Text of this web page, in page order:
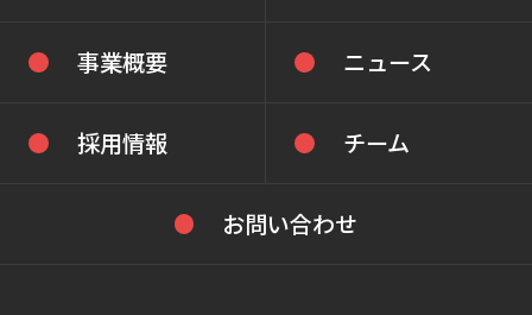
事業概要 ニュース
採用情報 チーム
お問い合わせ